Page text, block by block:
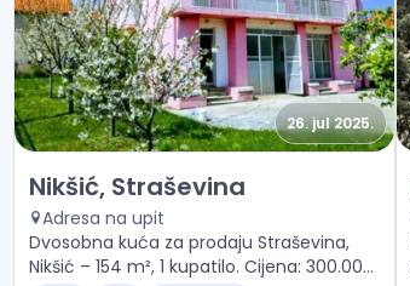
26. jul 2025.
Prodaja - Kuća Nikšić, Straševina
Nikšić, Straševina
Adresa na upit
Dvosobna kuća za prodaju Straševina,
Nikšić – 154 m², 1 kupatilo. Cijena: 300.000